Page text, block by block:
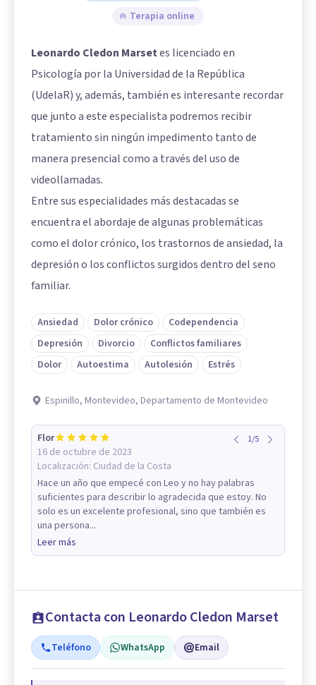
Terapia online
Leonardo Cledon Marsetes licenciado en
Psicología por la Universidad de la República
(UdelaR) y, además, también es interesante recordar
que junto a este especialista podremos recibir
tratamiento sin ningún impedimento tanto de
manera presencial como a través del uso de
videollamadas.
Entre sus especialidades más destacadas se
encuentra el abordaje de algunas problemáticas
como el dolor crónico, los trastornos de ansiedad, la
depresión o los conflictos surgidos dentro del seno
familiar.
Ansiedad Dolor crónico
Codependencia
Depresión
Divorcio
Conflictos familiares
Dolor
Autoestima Autolesión Estrés
Espinillo, Montevideo, Departamento de Montevideo
Flor
16 de octubre de 2023
Localización: Ciudad de la Costa
1/5
Hace un año que empecé con Leo y no hay palabras
suficientes para describir lo agradecida que estoy. No
solo es un excelente profesional, sino que también es
una persona...
Leer más
Contacta con Leonardo Cledon Marset
Teléfono WhatsApp Email